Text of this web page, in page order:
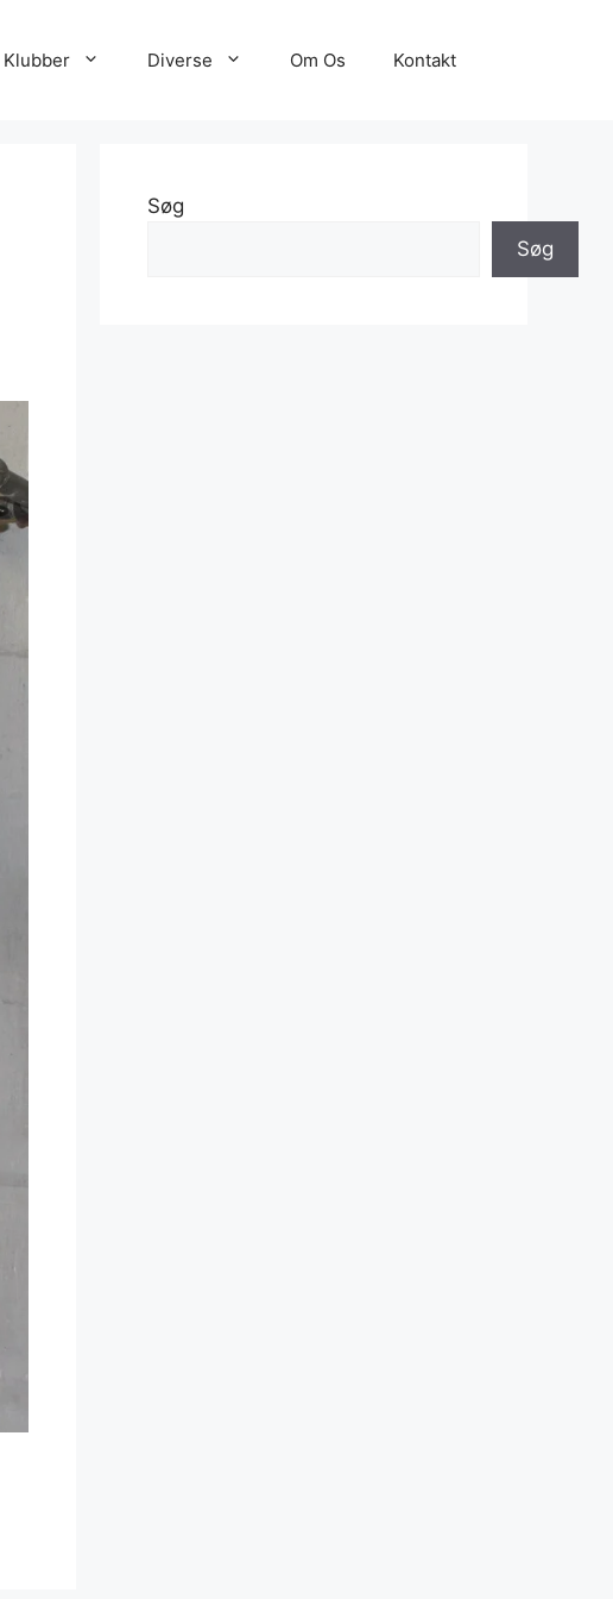
Klubber Diverse Om Os Kontakt
Søg
Søg